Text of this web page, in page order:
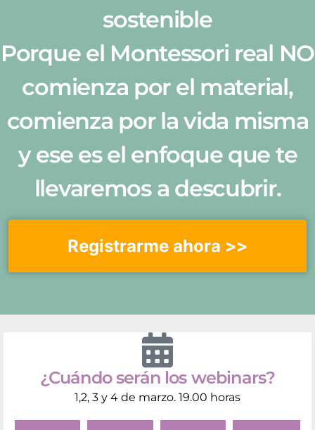
sostenible
Porque el Montessori real NO
comienza por el material,
comienza por la vida misma
y ese es el enfoque que te
llevaremos a descubrir.
Registrarme ahora >>
¿Cuándo serán los webinars?
1,2, 3 y 4 de marzo. 19.00 horas